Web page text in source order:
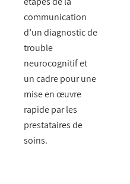
communication
d’un diagnostic de
trouble
neurocognitif et
un cadre pour une
mise en œuvre
rapide par les
prestataires de
soins.